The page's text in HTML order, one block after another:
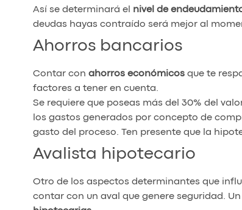
Así se determinará el nivel de
deudas hayas contraído será mejor al
Ahorros bancarios
Contar con ahorros económicosque te
factores a tener en cuenta.
Se requiere que poseas más del 30% del
los gastos generados por concepto de
gasto del proceso. Ten presente que la
Avalista hipotecario
Otro de los aspectos determinantes que
contar con un aval que genere seguridad.